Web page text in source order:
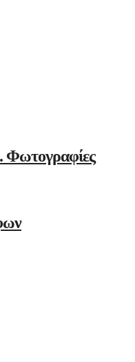
. Φωτογραφίες